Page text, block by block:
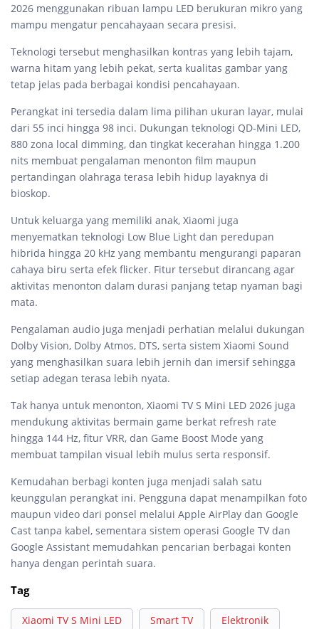
2026 menggunakan ribuan lampu LED berukuran mikro yang
mampu mengatur pencahayaan secara presisi.
Teknologi tersebut menghasilkan kontras yang lebih tajam,
warna hitam yang lebih pekat, serta kualitas gambar yang
tetap jelas pada berbagai kondisi pencahayaan.
Perangkat ini tersedia dalam lima pilihan ukuran layar, mulai
dari 55 inci hingga 98 inci. Dukungan teknologi QD-Mini LED,
880 zona local dimming, dan tingkat kecerahan hingga 1.200
nits membuat pengalaman menonton film maupun
pertandingan olahraga terasa lebih hidup layaknya di
bioskop.
Untuk keluarga yang memiliki anak, Xiaomi juga
menyematkan teknologi Low Blue Light dan peredupan
hibrida hingga 20 kHz yang membantu mengurangi paparan
cahaya biru serta efek flicker. Fitur tersebut dirancang agar
aktivitas menonton dalam durasi panjang tetap nyaman bagi
mata.
Pengalaman audio juga menjadi perhatian melalui dukungan
Dolby Vision, Dolby Atmos, DTS, serta sistem Xiaomi Sound
yang menghasilkan suara lebih jernih dan imersif sehingga
setiap adegan terasa lebih nyata.
Tak hanya untuk menonton, Xiaomi TV S Mini LED 2026 juga
mendukung aktivitas bermain game berkat refresh rate
hingga 144 Hz, fitur VRR, dan Game Boost Mode yang
membuat tampilan visual lebih mulus serta responsif.
Kemudahan berbagi konten juga menjadi salah satu
keunggulan perangkat ini. Pengguna dapat menampilkan foto
maupun video dari ponsel melalui Apple AirPlay dan Google
Cast tanpa kabel, sementara sistem operasi Google TV dan
Google Assistant memudahkan pencarian berbagai konten
hanya dengan perintah suara.
Tag
Xiaomi TV S Mini LED Smart TV Elektronik